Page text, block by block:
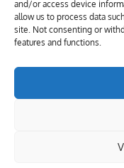
and/or access device
allow us to process data
site. Not consenting or
features and functions.
SEP.
4
16:00- 18:30
Bitte
Öffnungszeiten: Mi-Sa